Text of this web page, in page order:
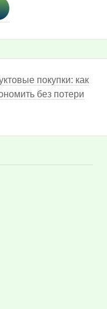
покупки: как
без потери